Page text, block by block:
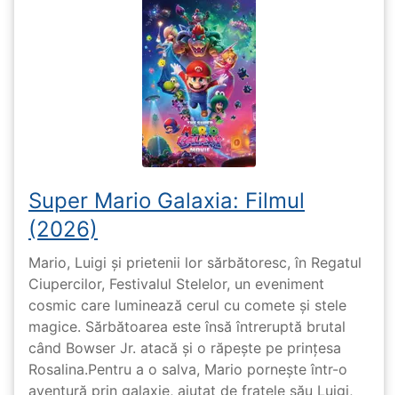
Super Mario Galaxia: Filmul
(2026)
Mario, Luigi și prietenii lor sărbătoresc, în Regatul
Ciupercilor, Festivalul Stelelor, un eveniment
cosmic care luminează cerul cu comete și stele
magice. Sărbătoarea este însă întreruptă brutal
când Bowser Jr. atacă și o răpește pe prinţesa
Rosalina.Pentru a o salva, Mario pornește într-o
aventură prin galaxie, ajutat de fratele său Luigi,